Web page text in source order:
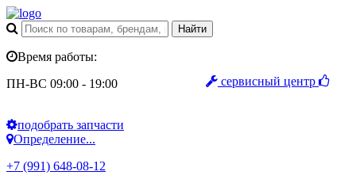
сервисный центр
Время работы:
ПН-ВС 09:00 - 19:00
подобрать запчасти
Определение...
+7 (991) 648-08-12